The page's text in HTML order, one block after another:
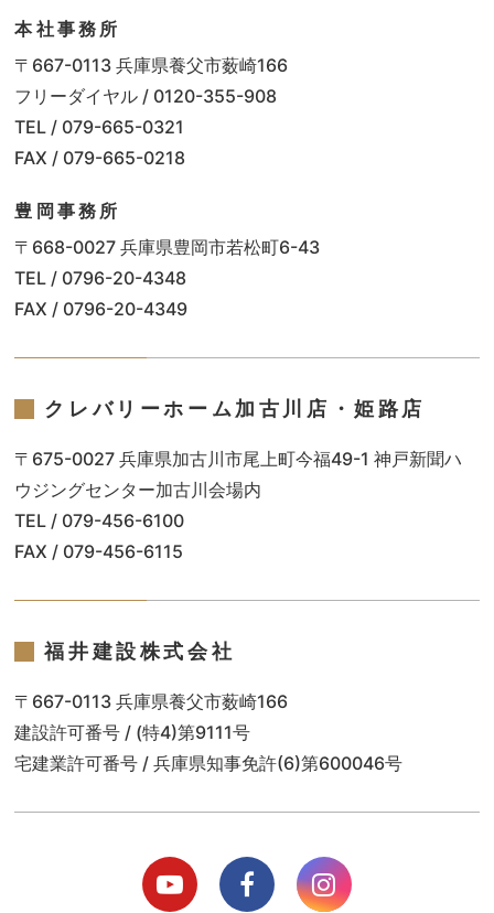
本社事務所
〒667-0113 兵庫県養父市薮崎166
フリーダイヤル / 0120-355-908
TEL / 079-665-0321
FAX / 079-665-0218
豊岡事務所
〒668-0027 兵庫県豊岡市若松町6-43
TEL / 0796-20-4348
FAX / 0796-20-4349
クレバリーホーム加古川店・姫路店
〒675-0027 兵庫県加古川市尾上町今福49-1 神戸新聞ハ
ウジングセンター加古川会場内
TEL / 079-456-6100
FAX / 079-456-6115
福井建設株式会社
〒667-0113 兵庫県養父市薮崎166
建設許可番号 / (特4)第9111号
宅建業許可番号 / 兵庫県知事免許(6)第600046号